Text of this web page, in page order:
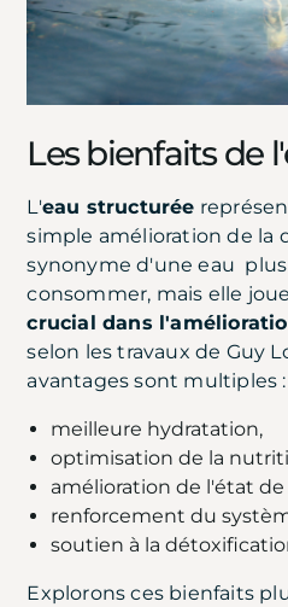
Les bienfaits de
L'eau structurée
simple amélioration de la
synonyme d'une eau
consommer, mais elle
crucial dans
selon les travaux de Guy
avantages sont multiples :
meilleure hydratation,
optimisation de la
amélioration de l'état de
renforcement du
soutien à la
Explorons ces bienfaits